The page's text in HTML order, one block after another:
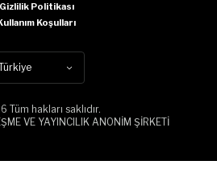
Gizlilik Politikası
Koşulları
Tüm hakları saklıdır.
VE YAYINCILIK ANONİM ŞİRKETİ